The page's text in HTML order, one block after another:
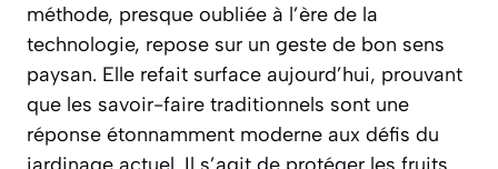
méthode, presque oubliée à l’ère de la
technologie, repose sur un geste de bon sens
paysan. Elle refait surface aujourd’hui, prouvant
que les savoir-faire traditionnels sont une
réponse étonnamment moderne aux défis du